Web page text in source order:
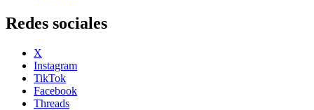
Redes sociales
X
Instagram
TikTok
Facebook
Threads